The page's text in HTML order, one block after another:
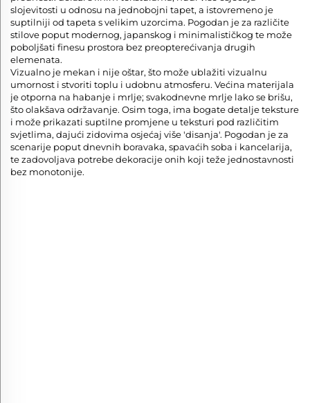
slojevitosti u odnosu na jednobojni tapet, a istovremeno je
suptilniji od tapeta s velikim uzorcima. Pogodan je za različite
stilove poput modernog, japanskog i minimalističkog te može
poboljšati finesu prostora bez preopterećivanja drugih
elemenata.
Vizualno je mekan i nije oštar, što može ublažiti vizualnu
umornost i stvoriti toplu i udobnu atmosferu. Većina materijala
je otporna na habanje i mrlje; svakodnevne mrlje lako se brišu,
što olakšava održavanje. Osim toga, ima bogate detalje teksture
i može prikazati suptilne promjene u teksturi pod različitim
svjetlima, dajući zidovima osjećaj više 'disanja'. Pogodan je za
scenarije poput dnevnih boravaka, spavaćih soba i kancelarija,
te zadovoljava potrebe dekoracije onih koji teže jednostavnosti
bez monotonije.